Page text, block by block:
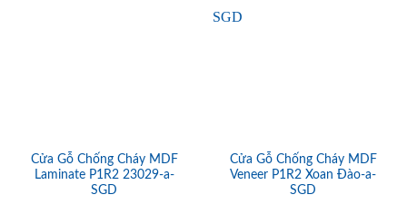
Cửa Gỗ Chống Cháy MDF
Laminate P1R2 23029-a-
SGD
Cửa Gỗ Chống Cháy MDF
Veneer P1R2 Xoan Đào-a-
SGD